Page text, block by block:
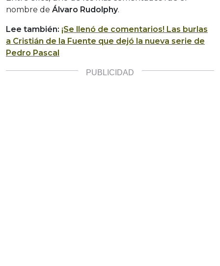
nombre de Álvaro Rudolphy.
Lee también: ¡Se llenó de comentarios! Las burlas
a Cristián de la Fuente que dejó la nueva serie de
Pedro Pascal